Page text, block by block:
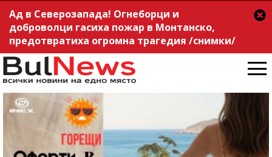
Ад в Северозапада! Огнеборци и
доброволци гасиха пожар в Монтанско,
предотвратиха огромна трагедия /снимки/